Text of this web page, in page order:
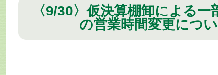
〈9/30〉仮決算棚卸による一
の営業時間変更につ